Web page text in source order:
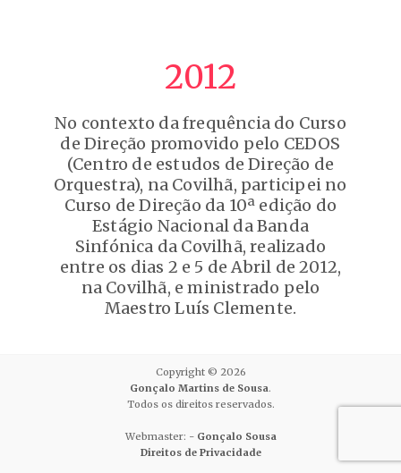
2012
No contexto da frequência do Curso
de Direção promovido pelo CEDOS
(Centro de estudos de Direção de
Orquestra), na Covilhã, participei no
Curso de Direção da 10ª edição do
Estágio Nacional da Banda
Sinfónica da Covilhã, realizado
entre os dias 2 e 5 de Abril de 2012,
na Covilhã, e ministrado pelo
Maestro Luís Clemente.
Copyright © 2026
Gonçalo Martins de Sousa.
Todos os direitos reservados.
Webmaster: - Gonçalo Sousa
Direitos de Privacidade